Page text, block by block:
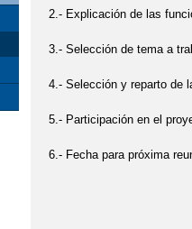
2.- Explicación de las
3.- Selección de tema a
4.- Selección y reparto de
5.- Participación en el
6.- Fecha para próxima